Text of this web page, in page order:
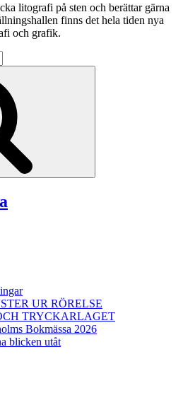
litografi på sten och berättar gärna
finns det hela tiden nya
och grafik.
UR RÖRELSE
TRYCKARLAGET
Bokmässa 2026
blicken utåt